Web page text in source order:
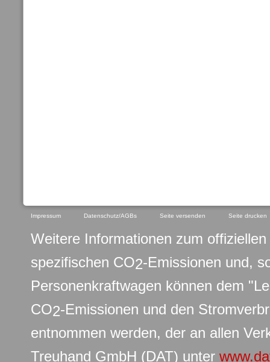
Impressum Datenschutz/AGBs Seite versenden Seite drucken
Weitere Informationen zum
spezifischen CO2-Emissionen und,
Personenkraftwagen können dem
CO2-Emissionen und den
entnommen werden, der an allen
Treuhand GmbH (DAT) unter